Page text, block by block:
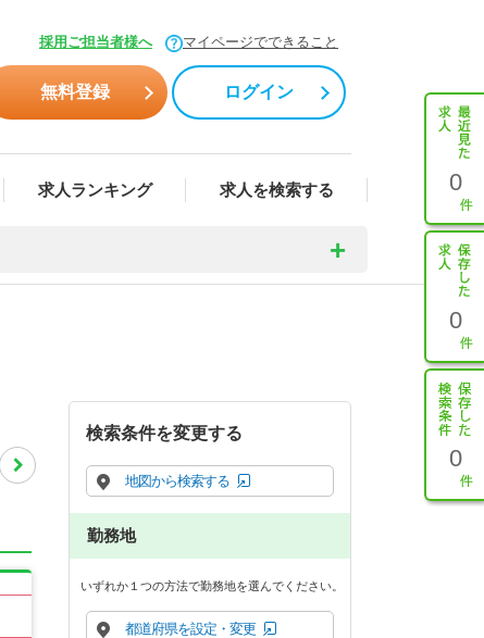
採用ご担当者様へ マイページでできること
無料登録 ログイン
求人ランキング 求人を検索する 0
0
0
検索条件を変更する
地図から検索する
勤務地
いずれか１つの方法で勤務地を選んでください。
都道府県を設定・変更